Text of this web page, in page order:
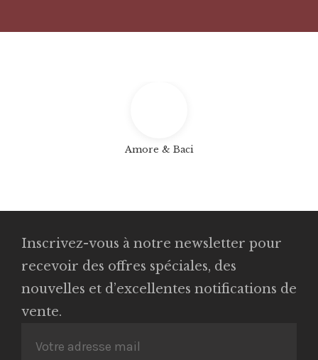
Amore & Baci
Inscrivez-vous à notre newsletter pour
recevoir des offres spéciales, des
nouvelles et d’excellentes notifications de
vente.